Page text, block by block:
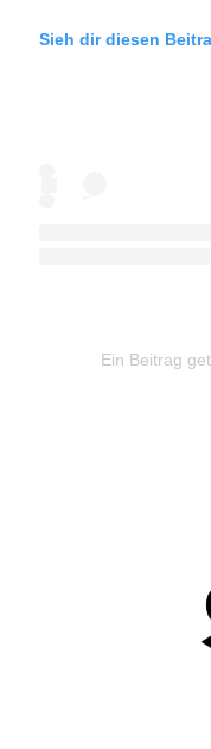
Sieh dir diesen
Ein Beitrag